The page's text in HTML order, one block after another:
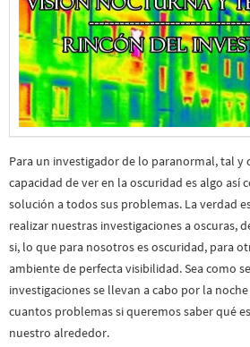
Para un investigador de lo paranormal, tal y
capacidad de ver en la oscuridad es algo así
solución a todos sus problemas. La verdad
realizar nuestras investigaciones a oscuras,
si, lo que para nosotros es oscuridad, para
ambiente de perfecta visibilidad. Sea como
investigaciones se llevan a cabo por la
cuantos problemas si queremos saber qué
nuestro alrededor.